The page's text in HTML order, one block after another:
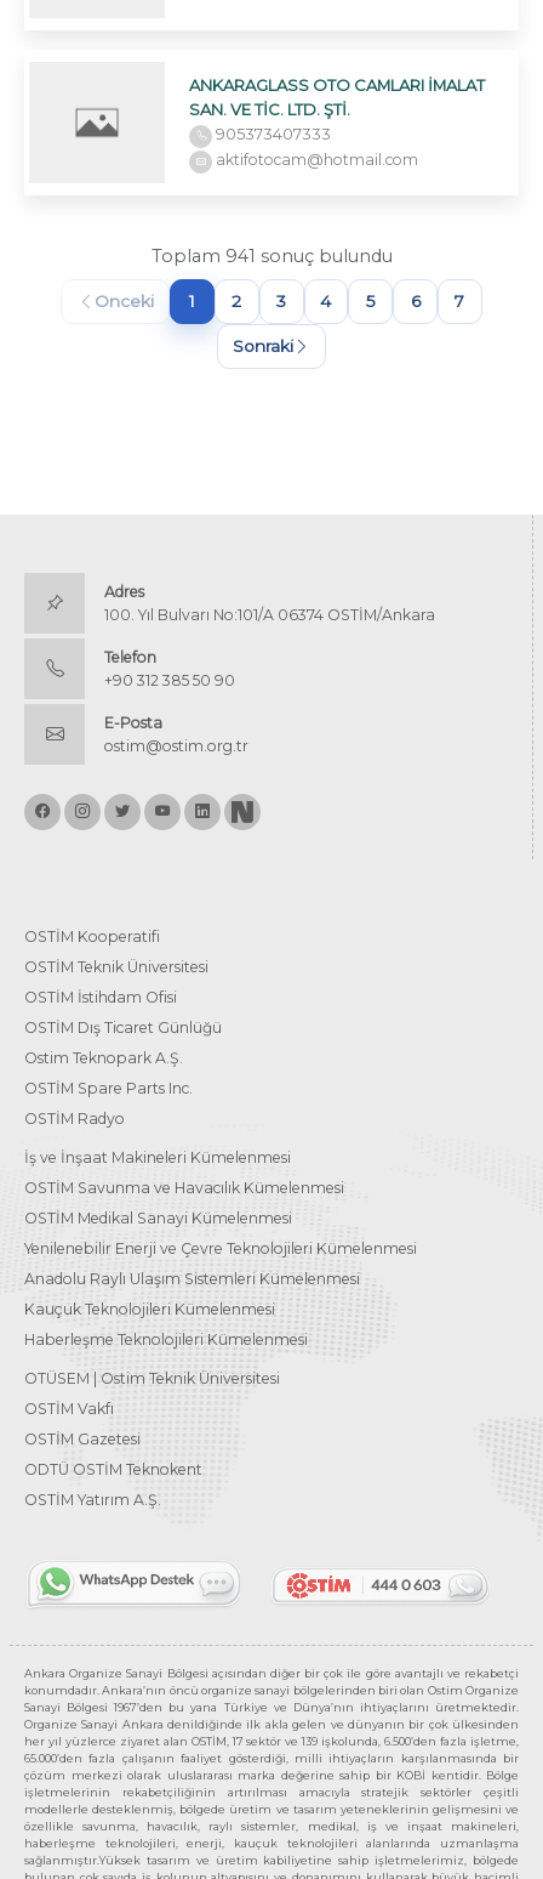
ANKARAGLASS OTO CAMLARI İMALAT
SAN. VE TİC. LTD. ŞTİ.
905373407333
aktifotocam@hotmail.com
Toplam 941 sonuç bulundu
Onceki 1 2 3 4 5 6 7
Sonraki
Adres
100. Yıl Bulvarı No:101/A 06374 OSTİM/Ankara
Telefon
+90 312 385 50 90
E-Posta
ostim@ostim.org.tr
OSTİM Kooperatifi
OSTİM Teknik Üniversitesi
OSTİM İstihdam Ofisi
OSTİM Dış Ticaret Günlüğü
Ostim Teknopark A.Ş.
OSTİM Spare Parts Inc.
OSTİM Radyo
İş ve İnşaat Makineleri Kümelenmesi
OSTİM Savunma ve Havacılık Kümelenmesi
OSTİM Medikal Sanayi Kümelenmesi
Yenilenebilir Enerji ve Çevre Teknolojileri Kümelenmesi
Anadolu Raylı Ulaşım Sistemleri Kümelenmesi
Kauçuk Teknolojileri Kümelenmesi
Haberleşme Teknolojileri Kümelenmesi
OTÜSEM | Ostim Teknik Üniversitesi
OSTİM Vakfı
OSTİM Gazetesi
ODTÜ OSTİM Teknokent
OSTİM Yatırım A.Ş.
Ankara Organize Sanayi Bölgesi açısından diğer bir çok ile göre avantajlı ve rekabetçi
konumdadır. Ankara’nın öncü organize sanayi bölgelerinden biri olan Ostim Organize
Sanayi Bölgesi 1967’den bu yana Türkiye ve Dünya’nın ihtiyaçlarını üretmektedir.
Organize Sanayi Ankara denildiğinde ilk akla gelen ve dünyanın bir çok ülkesinden
her yıl yüzlerce ziyaret alan OSTİM, 17 sektör ve 139 işkolunda, 6.500’den fazla işletme,
65.000’den fazla çalışanın faaliyet gösterdiği, milli ihtiyaçların karşılanmasında bir
çözüm merkezi olarak uluslararası marka değerine sahip bir KOBİ kentidir. Bölge
işletmelerinin rekabetçiliğinin artırılması amacıyla stratejik sektörler çeşitli
modellerle desteklenmiş, bölgede üretim ve tasarım yeteneklerinin gelişmesini ve
özellikle savunma, havacılık, raylı sistemler, medikal, iş ve inşaat makineleri,
haberleşme teknolojileri, enerji, kauçuk teknolojileri alanlarında uzmanlaşma
sağlanmıştır.Yüksek tasarım ve üretim kabiliyetine sahip işletmelerimiz, bölgede